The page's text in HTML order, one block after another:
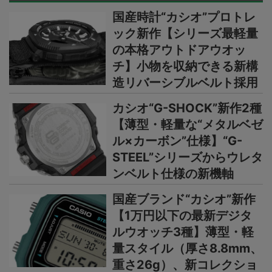
国産時計“カシオ”プロトレ
ック新作【シリーズ最軽量
の本格アウトドアウオッ
チ】小物を収納できる新構
造リバーシブルベルト採用
カシオ“G-SHOCK”新作2種
【薄型・軽量な“メタルベゼ
ル×カーボン”仕様】“G-
STEEL”シリーズからウレタ
ンベルト仕様の新機軸
国産ブランド“カシオ”新作
【1万円以下の最新デジタ
ルウオッチ3種】薄型・軽
量スタイル（厚さ8.8mm、
重さ26g）、新コレクショ